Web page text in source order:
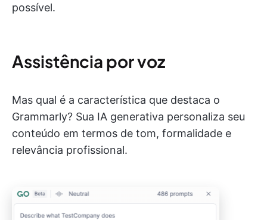
possível.
Assistência por voz
Mas qual é a característica que destaca o
Grammarly? Sua IA generativa personaliza seu
conteúdo em termos de tom, formalidade e
relevância profissional.